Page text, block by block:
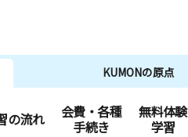
KUMONの原点
の流れ
会費・各種
手続き
無料体験
学習